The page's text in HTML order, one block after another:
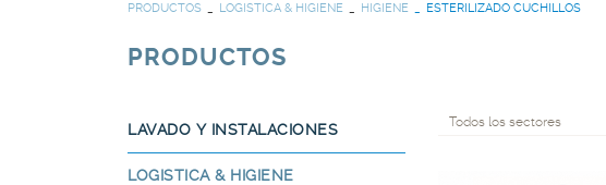
PRODUCTOS LOGISTICA & HIGIENE HIGIENE ESTERILIZADO CUCHILLOS
PRODUCTOS
LAVADO Y INSTALACIONES
LOGISTICA & HIGIENE
Todos los sectores